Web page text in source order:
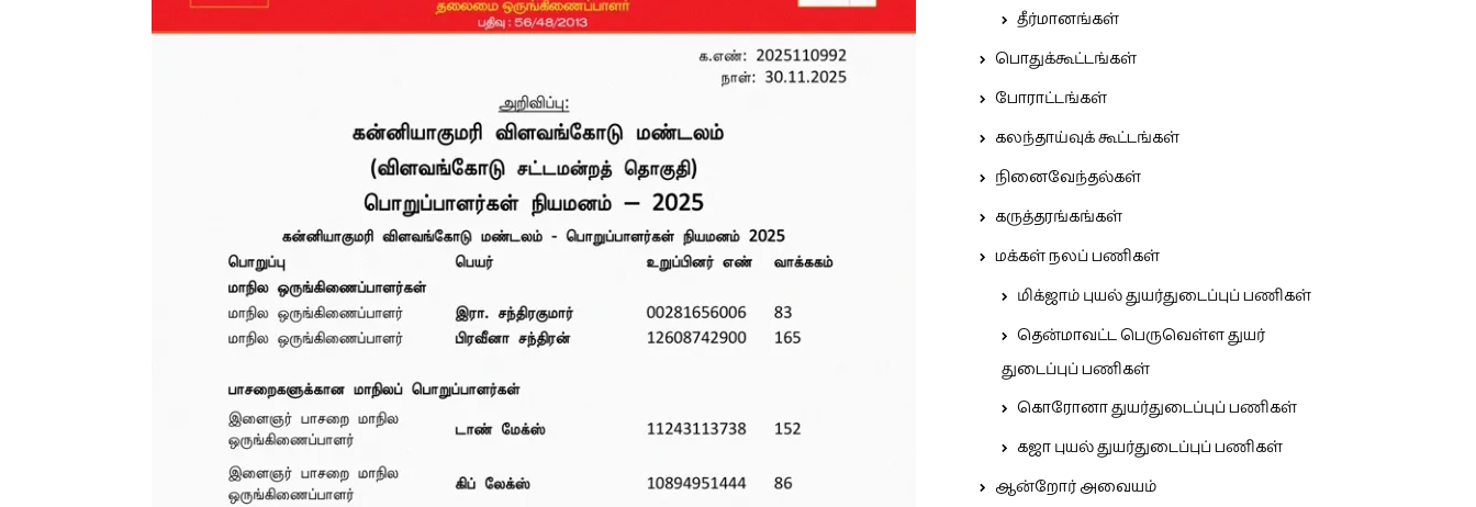
தீர்மானங்கள்
பொதுக்கூட்டங்கள்
போராட்டங்கள்
கலந்தாய்வுக் கூட்டங்கள்
நினைவேந்தல்கள்
கருத்தரங்கங்கள்
மக்கள் நலப் பணிகள்
மிக்ஜாம் புயல் துயர்துடைப்புப் பணிகள்
தென்மாவட்ட பெருவெள்ள துயர்
துடைப்புப் பணிகள்
கொரோனா துயர்துடைப்புப் பணிகள்
கஜா புயல் துயர்துடைப்புப் பணிகள்
ஆன்றோர் அவையம்